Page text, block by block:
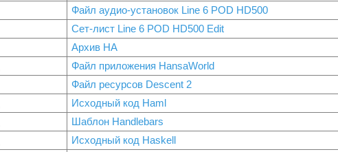
Файл аудио-установок Line 6 POD HD500
Сет-лист Line 6 POD HD500 Edit
Архив HA
Файл приложения HansaWorld
Файл ресурсов Descent 2
Исходный код Haml
Шаблон Handlebars
Исходный код Haskell